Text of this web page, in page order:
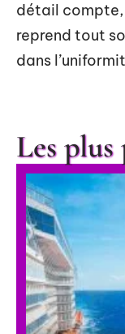
détail compte,
reprend tout
dans
Les